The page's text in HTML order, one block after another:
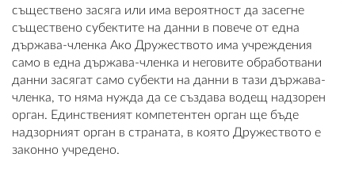
съществено засяга или има вероятност да засегне
съществено субектите на данни в повече от една
държава-членка Ако Дружеството има учреждения
само в една държава-членка и неговите обработвани
данни засягат само субекти на данни в тази държава-
членка, то няма нужда да се създава водещ надзорен
орган. Единственият компетентен орган ще бъде
надзорният орган в страната, в която Дружеството е
законно учредено.